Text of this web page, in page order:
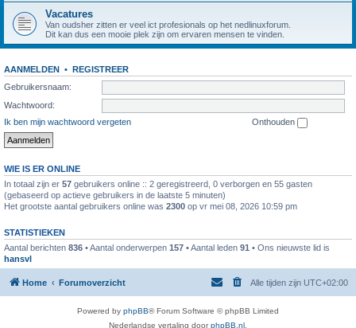
Vacatures
Van oudsher zitten er veel ict profesionals op het nedlinuxforum.
Dit kan dus een mooie plek zijn om ervaren mensen te vinden.
AANMELDEN • REGISTREER
Gebruikersnaam:
Wachtwoord:
Ik ben mijn wachtwoord vergeten
Onthouden
WIE IS ER ONLINE
In totaal zijn er 57 gebruikers online :: 2 geregistreerd, 0 verborgen en 55 gasten
(gebaseerd op actieve gebruikers in de laatste 5 minuten)
Het grootste aantal gebruikers online was 2300 op vr mei 08, 2026 10:59 pm
STATISTIEKEN
Aantal berichten 836 • Aantal onderwerpen 157 • Aantal leden 91 • Ons nieuwste lid is
hansvl
Home Forumoverzicht Alle tijden zijn UTC+02:00
Powered by phpBB® Forum Software © phpBB Limited
Nederlandse vertaling doorphpBB.nl